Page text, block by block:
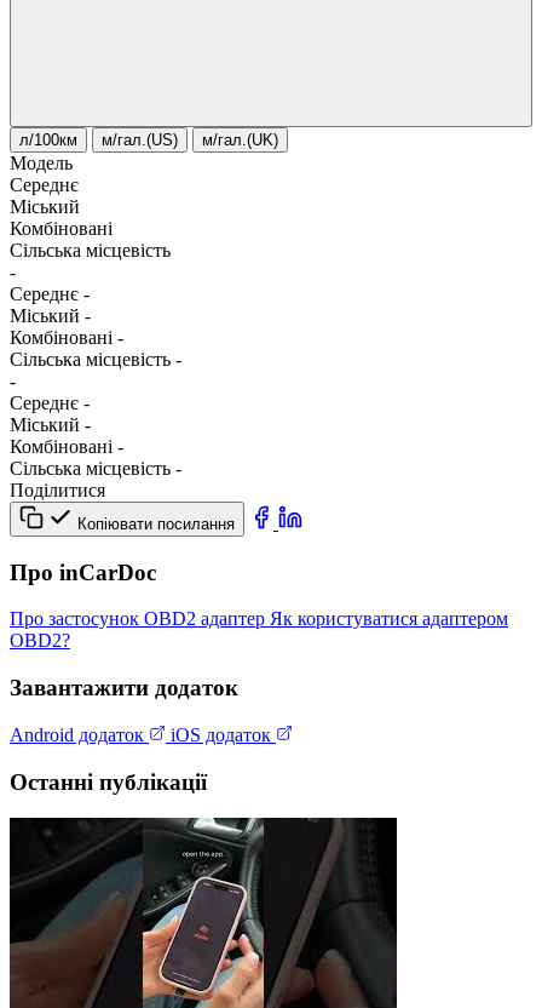
л/100км м/гал.(US) м/гал.(UK)
Модель
Середнє
Міський
Комбіновані
Сільська місцевість
-
Середнє -
Міський -
Комбіновані -
Сільська місцевість -
-
Середнє -
Міський -
Комбіновані -
Сільська місцевість -
Поділитися
Копіювати посилання
Про inCarDoc
Про застосунок OBD2 адаптер Як користуватися адаптером
OBD2?
Завантажити додаток
Android додаток iOS додаток
Останні публікації